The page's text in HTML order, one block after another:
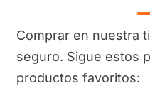
Comprar en nuestra
seguro. Sigue estos
productos favoritos: